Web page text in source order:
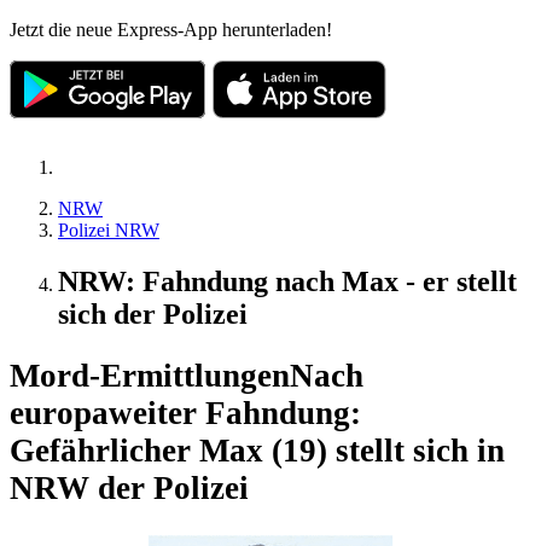
Jetzt die neue Express-App herunterladen!
NRW
Polizei NRW
NRW: Fahndung nach Max - er stellt
sich der Polizei
Mord-ErmittlungenNach
europaweiter Fahndung:
Gefährlicher Max (19) stellt sich in
NRW der Polizei